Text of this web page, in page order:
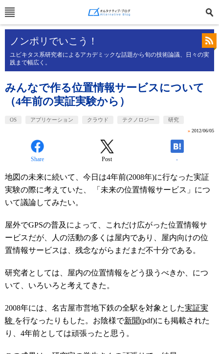
ノンポリでいこう！
ユビキタス系研究者によるアカデミックな話題から旬の技術論議、日々の実
践まで幅広く。
みんなで作る位置情報サービスについて
（4年前の実証実験から）
OS アプリケーション クラウド テクノロジー 研究
» 2012/06/05
Share Post -
地図の未来に続いて、今日は4年前(2008年)に行なった実証
実験の際に考えていた、 「未来の位置情報サービス」につ
いて議論してみたい。
屋外でGPSの普及によって、これだけ広がった位置情報サ
ービスだが、人の活動の多くは屋内であり、屋内向けの位
置情報サービスは、残念ながらまだまだ不十分である。
研究者としては、屋内の位置情報をどう扱うべきか、につ
いて、いろいろと考えてきた。
2008年には、名古屋市営地下鉄の全駅を対象とした実証実
験 を行なったりもした。お陰様で新聞(pdf)にも掲載された
り、4年前としては頑張ったと思う。